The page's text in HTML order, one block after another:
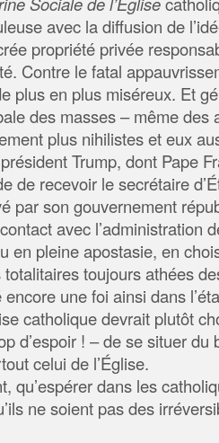
avec la diffusion de
propriété privée
Contre le fatal
plus en plus miséreux. Et
des masses – même des
plus nihilistes et eux
Trump, dont Pape
de recevoir le secrétaire
par son gouvernement
avec l’administration
en pleine apostasie, en
toujours athées
une foi ainsi dans
catholique devrait plutôt
d’espoir ! – de se situer du
celui de l’Église.
qu’espérer dans les
ne soient pas des